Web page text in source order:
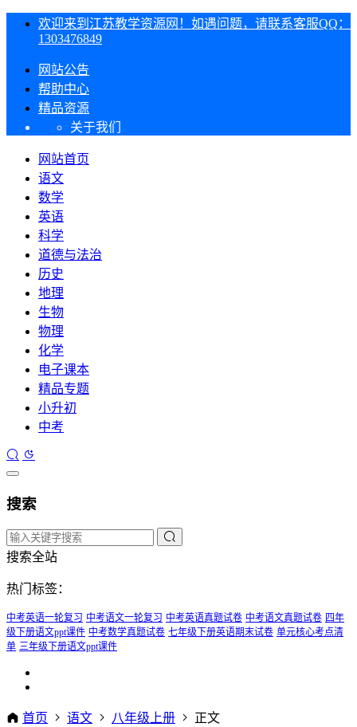
欢迎来到江苏教学资源网！如遇问题，请联系客服QQ：
1303476849
网站公告
帮助中心
精品资源
关于我们
网站首页
语文
数学
英语
科学
道德与法治
历史
地理
生物
物理
化学
电子课本
精品专题
小升初
中考
搜索
搜索全站
热门标签：
中考英语一轮复习 中考语文一轮复习 中考英语真题试卷 中考语文真题试卷 四年
级下册语文ppt课件 中考数学真题试卷 七年级下册英语期末试卷 单元核心考点清
单 三年级下册语文ppt课件
首页 语文 八年级上册
正文